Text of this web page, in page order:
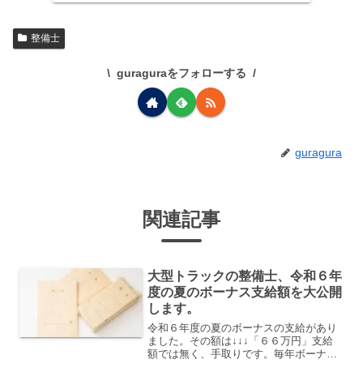
でトッ…
整備士
guraguraをフォローする
guragura
関連記事
大型トラックの整備士、令和６年
度の夏のボーナス支給額を大公開
します。
令和６年度の夏のボーナスの支給があり
ました。その額は↓↓↓「６６万円」支給
額では無く、手取りです。毎年ボーナス